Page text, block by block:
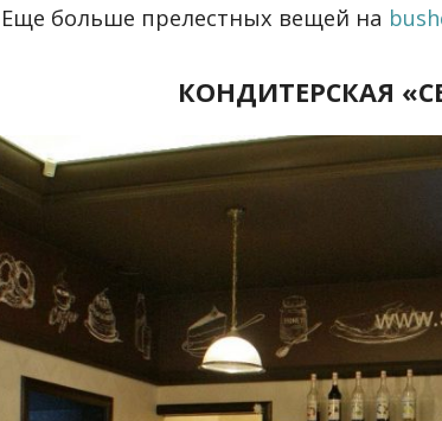
Еще больше прелестных вещей на
КОНДИТЕРСКАЯ